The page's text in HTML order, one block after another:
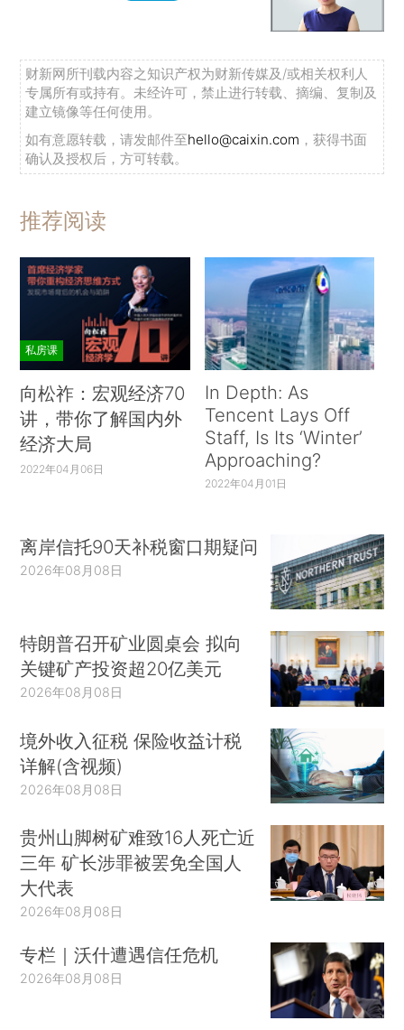
财新网所刊载内容之知识产权为财新传媒及/或相关权利人
专属所有或持有。未经许可，禁止进行转载、摘编、复制及
建立镜像等任何使用。
如有意愿转载，请发邮件至hello@caixin.com ，获得书面
确认及授权后，方可转载。
推荐阅读
私房课
向松祚：宏观经济70
讲，带你了解国内外
经济大局
2022年04月06日
In Depth: As
Tencent Lays Off
Staff, Is Its ‘Winter’
Approaching?
2022年04月01日
离岸信托90天补税窗口期疑问
2026年08月08日
特朗普召开矿业圆桌会 拟向
关键矿产投资超20亿美元
2026年08月08日
境外收入征税 保险收益计税
详解(含视频)
2026年08月08日
贵州山脚树矿难致16人死亡近
三年 矿长涉罪被罢免全国人
大代表
2026年08月08日
专栏｜沃什遭遇信任危机
2026年08月08日